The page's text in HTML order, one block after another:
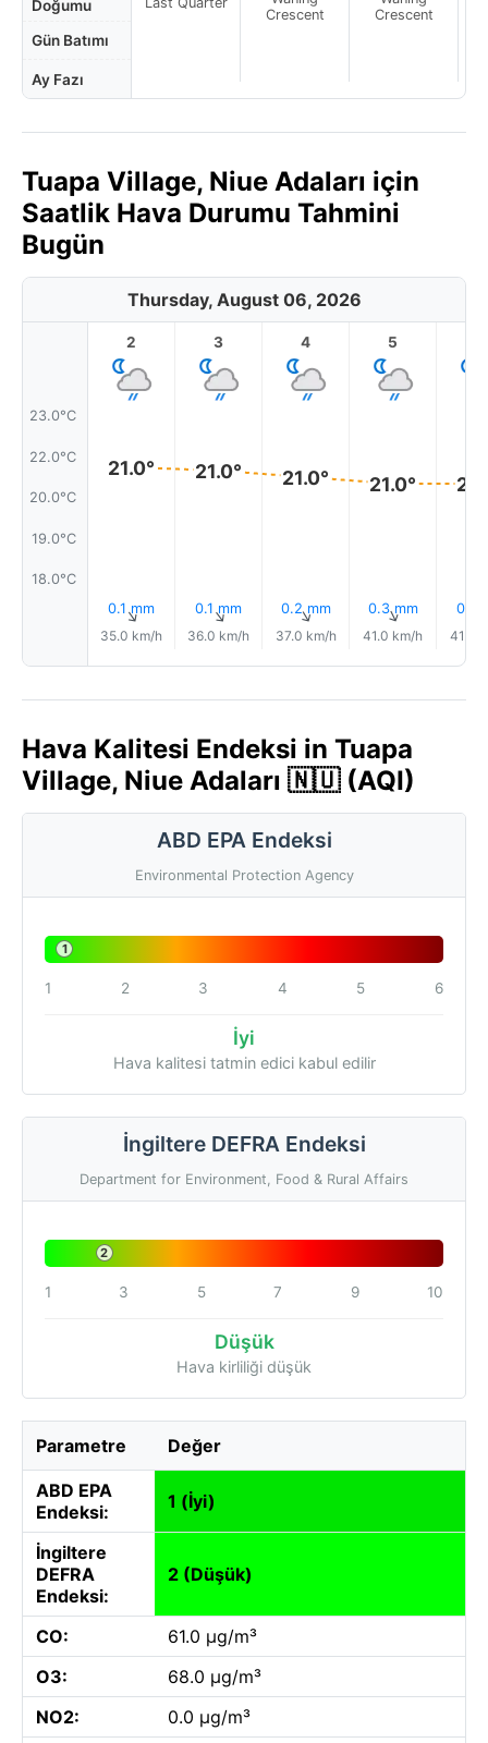
Doğumu
Gün Batımı
Ay Fazı
Crescent
Crescent
Tuapa Village, Niue Adaları için
Saatlik Hava Durumu Tahmini
Bugün
Thursday, August 06, 2026
23.0°C
22.0°C
20.0°C
19.0°C
18.0°C
2
21.0°
0.1 mm
↑
35.0 km/h
3
21.0°
0.1 mm
↑
36.0 km/h
4
21.0°
0.2 mm
↑
37.0 km/h
5
21.0°
0.3 mm
↑
41.0 km/h
0.1
41.0
Hava Kalitesi Endeksi in Tuapa
Village, Niue Adaları 🇳🇺 (AQI)
ABD EPA Endeksi
Environmental Protection Agency
1
1 2 3 4 5 6
İyi
Hava kalitesi tatmin edici kabul edilir
İngiltere DEFRA Endeksi
Department for Environment, Food & Rural Affairs
2
1 3 5 7 9 10
Düşük
Hava kirliliği düşük
Parametre Değer
ABD EPA
Endeksi:
1 (İyi)
İngiltere
DEFRA
Endeksi:
2 (Düşük)
CO:
61.0 µg/m³
O3:
68.0 µg/m³
NO2:
0.0 µg/m³